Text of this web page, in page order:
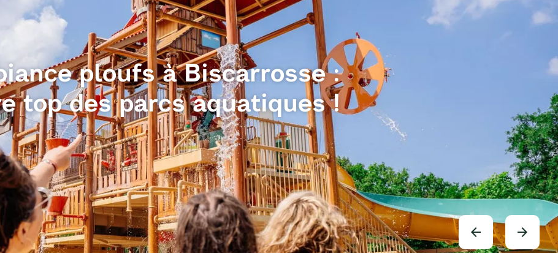
ploufs à Biscarrosse :
top des parcs aquatiques !